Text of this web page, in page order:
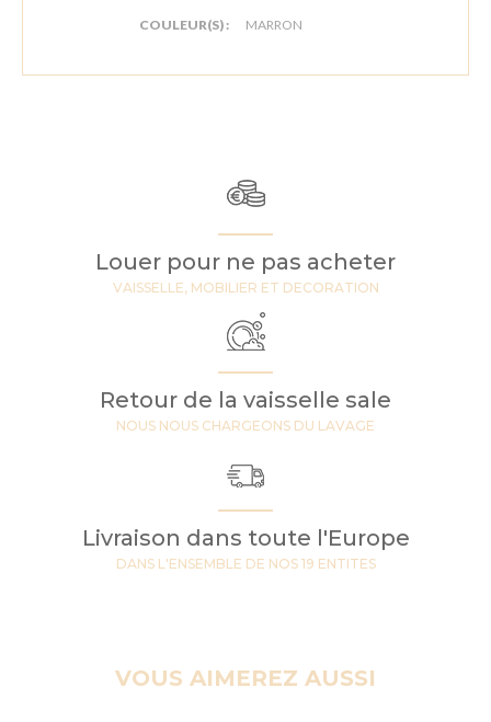
COULEUR(S) : MARRON
Louer pour ne pas acheter
VAISSELLE, MOBILIER ET DECORATION
Retour de la vaisselle sale
NOUS NOUS CHARGEONS DU LAVAGE
Livraison dans toute l'Europe
DANS L'ENSEMBLE DE NOS 19 ENTITES
VOUS AIMEREZ AUSSI